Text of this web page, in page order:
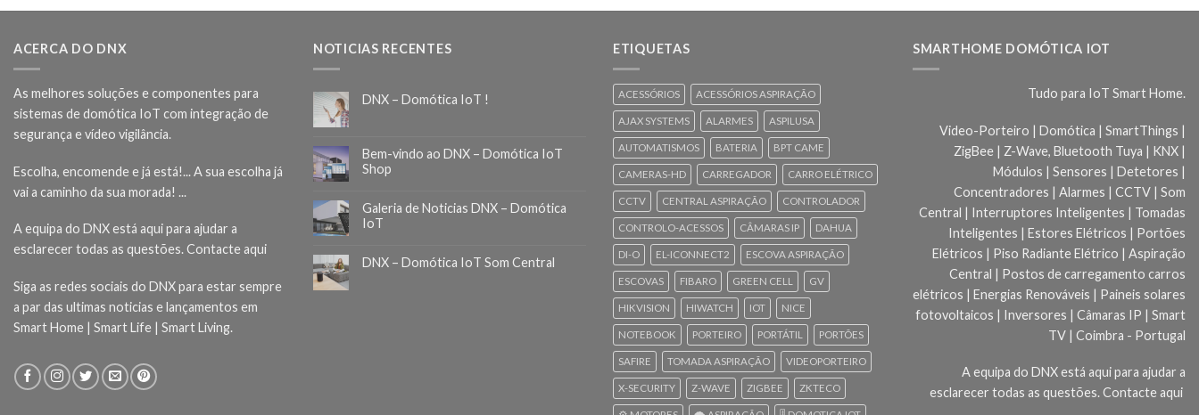
ACERCA DO DNX
As melhores soluções e componentes para
sistemas de domótica IoT com integração de
segurança e vídeo vigilância.
Escolha, encomende e já está!... A sua escolha já
vai a caminho da sua morada! ...
A equipa do DNX está aqui para ajudar a
esclarecer todas as questões.Contacte aqui
Siga as redes sociais do DNX para estar sempre
a par das ultimas noticias e lançamentos em
Smart Home | Smart Life | Smart Living.
NOTICIAS RECENTES
DNX – Domótica IoT !
Bem-vindo ao DNX – Domótica IoT
Shop
Galeria de Noticias DNX – Domótica
IoT
DNX – Domótica IoT Som Central
ETIQUETAS
ACESSÓRIOS ACESSÓRIOS ASPIRAÇÃO
AJAX SYSTEMS ALARMES ASPILUSA
AUTOMATISMOS BATERIA BPT CAME
CAMERAS-HD CARREGADOR CARRO ELÉTRICO
CCTV CENTRAL ASPIRAÇÃO CONTROLADOR
CONTROLO-ACESSOS CÂMARAS IP DAHUA
DI-O EL-ICONNECT2 ESCOVA ASPIRAÇÃO
ESCOVAS FIBARO GREEN CELL GV
HIKVISION HIWATCH IOT NICE
NOTEBOOK PORTEIRO PORTÁTIL PORTÕES
SAFIRE TOMADA ASPIRAÇÃO VIDEOPORTEIRO
X-SECURITY Z-WAVE ZIGBEE ZKTECO
SMARTHOME DOMÓTICA IOT
Tudo para IoT Smart Home.
Video-Porteiro | Domótica | SmartThings |
ZigBee | Z-Wave, Bluetooth Tuya | KNX |
Módulos | Sensores | Detetores |
Concentradores | Alarmes | CCTV | Som
Central | Interruptores Inteligentes | Tomadas
Inteligentes | Estores Elétricos | Portões
Elétricos | Piso Radiante Elétrico | Aspiração
Central | Postos de carregamento carros
elétricos | Energias Renováveis | Paineis solares
fotovoltaicos | Inversores | Câmaras IP | Smart
TV | Coimbra - Portugal
A equipa do DNX está aqui para ajudar a
esclarecer todas as questões.Contacte aqui